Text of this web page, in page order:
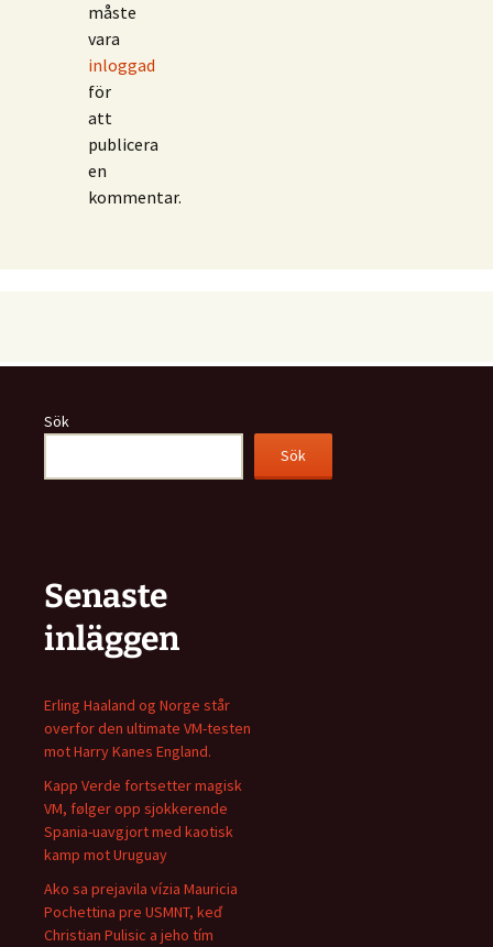
måste
vara
inloggad
för
att
publicera
en
kommentar.
Sök
Sök
Senaste
inläggen
Erling Haaland og Norge står
overfor den ultimate VM-testen
mot Harry Kanes England.
Kapp Verde fortsetter magisk
VM, følger opp sjokkerende
Spania-uavgjort med kaotisk
kamp mot Uruguay
Ako sa prejavila vízia Mauricia
Pochettina pre USMNT, keď
Christian Pulisic a jeho tím